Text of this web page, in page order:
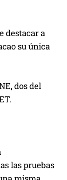
destacar a
su única
dos del
las pruebas